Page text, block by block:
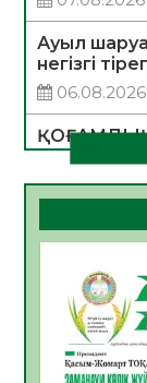
Ауыл
негізгі
06.08.2026
ҚОҒАМДЫҚ
06.08.2026
06.08.2026
06.08.2026